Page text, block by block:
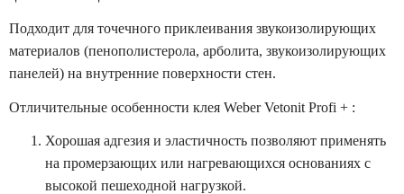
Подходит для точечного приклеивания звукоизолирующих
материалов (пенополистерола, арболита, звукоизолирующих
панелей) на внутренние поверхности стен.
Отличительные особенности клея Weber Vetonit Profi + :
Хорошая адгезия и эластичность позволяют применять
на промерзающих или нагревающихся основаниях с
высокой пешеходной нагрузкой.